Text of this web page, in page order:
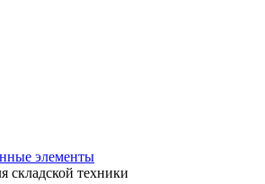
элементы
складской техники